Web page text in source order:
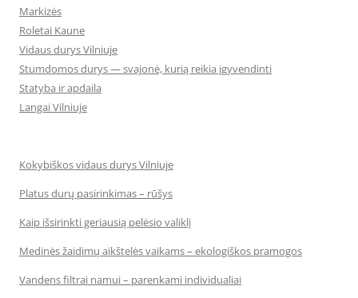
Markizės
Roletai Kaune
Vidaus durys Vilniuje
Stumdomos durys — svajonė, kurią reikia įgyvendinti
Statyba ir apdaila
Langai Vilniuje
Kokybiškos vidaus durys Vilniuje
Platus durų pasirinkimas – rūšys
Kaip išsirinkti geriausią pelėsio valiklį
Medinės žaidimų aikštelės vaikams – ekologiškos pramogos
Vandens filtrai namui – parenkami individualiai